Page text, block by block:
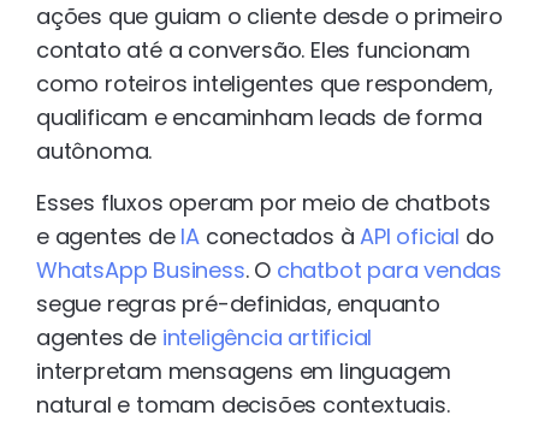
ações que guiam o cliente desde o primeiro
contato até a conversão. Eles funcionam
como roteiros inteligentes que respondem,
qualificam e encaminham leads de forma
autônoma.
Esses fluxos operam por meio de chatbots
e agentes de IA conectados àAPI oficial do
WhatsApp Business. O chatbot para vendas
segue regras pré-definidas, enquanto
agentes de inteligência artificial
interpretam mensagens em linguagem
natural e tomam decisões contextuais.